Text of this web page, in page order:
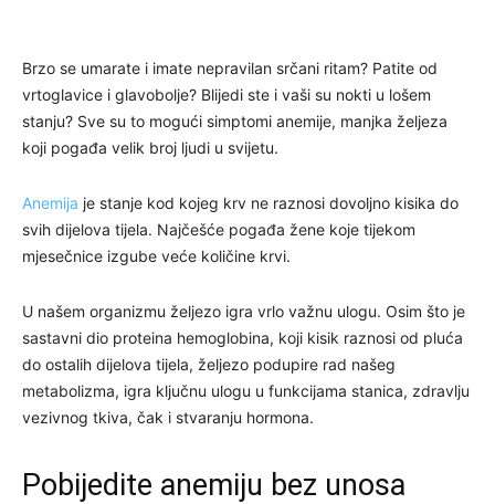
Brzo se umarate i imate nepravilan srčani ritam? Patite od
vrtoglavice i glavobolje? Blijedi ste i vaši su nokti u lošem
stanju? Sve su to mogući simptomi anemije, manjka željeza
koji pogađa velik broj ljudi u svijetu.
Anemija je stanje kod kojeg krv ne raznosi dovoljno kisika do
svih dijelova tijela. Najčešće pogađa žene koje tijekom
mjesečnice izgube veće količine krvi.
U našem organizmu željezo igra vrlo važnu ulogu. Osim što je
sastavni dio proteina hemoglobina, koji kisik raznosi od pluća
do ostalih dijelova tijela, željezo podupire rad našeg
metabolizma, igra ključnu ulogu u funkcijama stanica, zdravlju
vezivnog tkiva, čak i stvaranju hormona.
Pobijedite anemiju bez unosa